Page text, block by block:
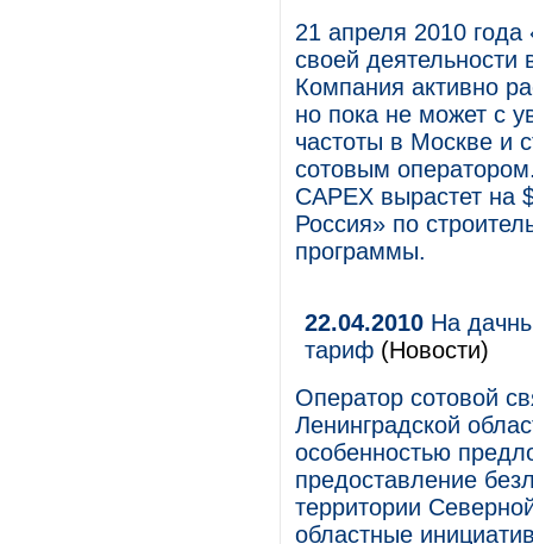
21 апреля 2010
своей деятельности
Компания активно
но пока не может с
частоты в Москве и
сотовым
CAPEX вырастет
Россия» по
программы.
22.04.2010 На
тариф (Новости)
Оператор сотовой
Ленинградской
особенностью
предоставление
территории
областные